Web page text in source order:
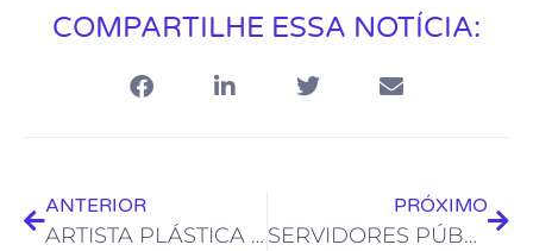
COMPARTILHE ESSA NOTÍCIA:
ANTERIOR
ARTISTA PLÁSTICA DA FUNDAÇÃO DE CULTURA EXPÕE NO MUSEU CASA DE CASIMIRO DE ABREU
PRÓXIMO
SERVIDORES PÚBLICOS QUE ATUAM EM RIO DAS OSTRAS PODEM SE CADASTRAR PARA EDITAL LITERÁRIO